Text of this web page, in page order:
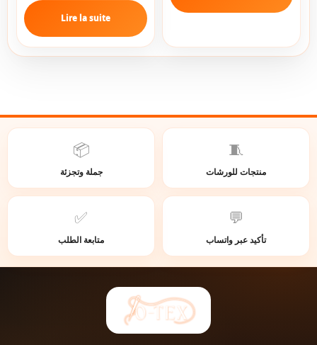
Lire la suite
🧵
منتجات للورشات
📦
جملة وتجزئة
💬
تأكيد عبر واتساب
✅
متابعة الطلب